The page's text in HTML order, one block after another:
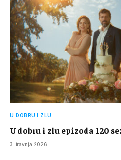
U DOBRU I ZLU
U dobru i zlu epizoda 120
3. travnja 2026.